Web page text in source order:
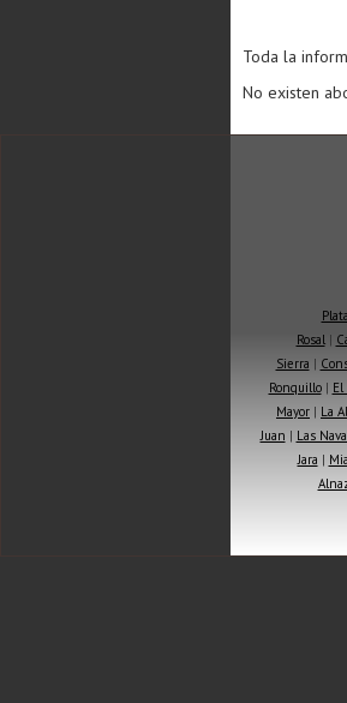
Toda la
No existen
Plata
Rosal|
Sierra |
Ronquillo| El
Mayor | La
Juan | Las
Jara |